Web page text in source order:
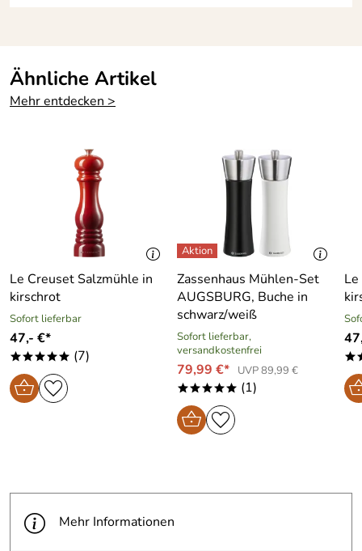
Ähnliche Artikel
Mehr entdecken >
Le Creuset Salzmühle in
kirschrot
Sofort lieferbar
47,- €*
***** (7)
Zassenhaus Mühlen-Set
AUGSBURG, Buche in
schwarz/weiß
Sofort lieferbar,
versandkostenfrei
79,99 €* UVP 89,99 €
***** (1)
Mehr Informationen